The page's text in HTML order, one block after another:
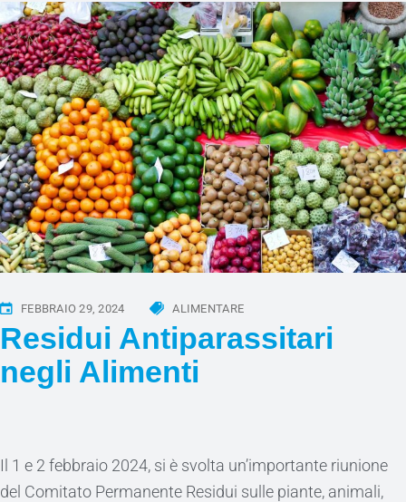
FEBBRAIO 29, 2024 ALIMENTARE
Residui Antiparassitari
negli Alimenti
Il 1 e 2 febbraio 2024, si è svolta un’importante riunione
del Comitato Permanente Residui sulle piante, animali,